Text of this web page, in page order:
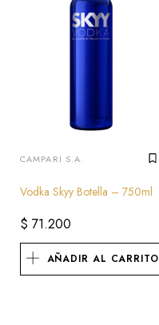
CAMPARI S.A.
Vodka Skyy Botella – 750ml
$ 71.200
AÑADIR AL CARRITO